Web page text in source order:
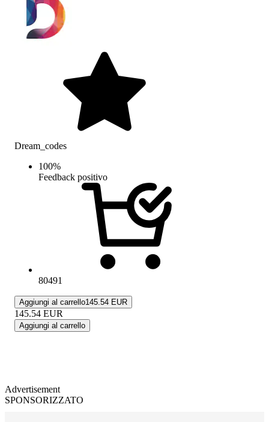
Dream_codes
100%
Feedback positivo
80491
Aggiungi al carrello145.54 EUR
145.54 EUR
Aggiungi al carrello
Advertisement
SPONSORIZZATO